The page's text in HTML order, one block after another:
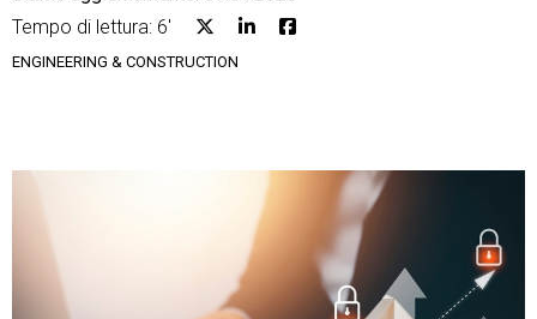
CRM
Ecommerce
Fatturazione
Trust Services
Tempo di lettura: 6'
ENGINEERING & CONSTRUCTION